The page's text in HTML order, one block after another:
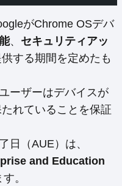
がChrome OSデバ
、 セキュリティアッ
供する期間を定めたも
ーザーはデバイスが
れていることを保証
日（AUE）は、
and Education
。